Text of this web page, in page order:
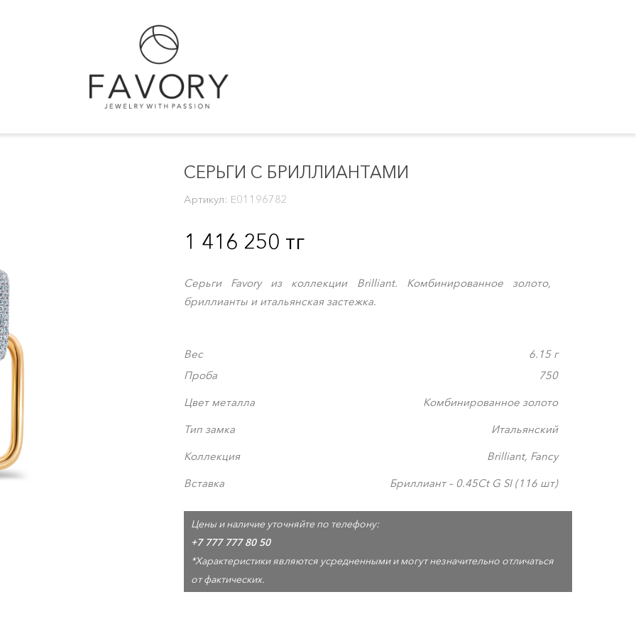
СЕРЬГИ С БРИЛЛИАНТАМИ
1 416 250 тг
Серьги Favory из коллекции Brilliant. Комбинированное золото,
бриллианты и итальянская застежка.
Цены и наличие уточняйте по телефону:
+7 777 777 80 50
*Характеристики являются усредненными и могут незначительно отличаться
от фактических.
Вес
6.15 г
Проба
750
Цвет металла
Комбинированное золото
Тип замка
Итальянский
Коллекция
Brilliant, Fancy
Вставка
Бриллиант – 0.45Ct G SI (116 шт)
Артикул: E01196782